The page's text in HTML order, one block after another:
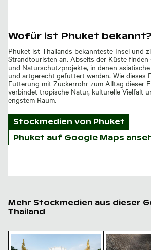
Wofür ist Phuket bekannt?
Phuket ist Thailands bekannteste Insel und
Strandtouristen an. Abseits der Küste finden
und Naturschutzprojekte, in denen
und artgerecht gefüttert werden. Wie dieses
Fütterung mit Zuckerrohr zum Alltag dieser
verbindet tropische Natur, kulturelle Vielfalt
engstem Raum.
Stockmedien von Phuket
Phuket auf Google Maps
Mehr Stockmedien aus dieser
Thailand
Prächtige Fassade des Wat Kanan